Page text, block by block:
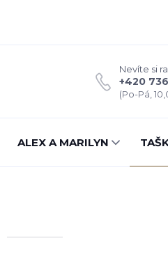
Nevíte si
+420
(Po-Pá,
ALEX A MARILYN